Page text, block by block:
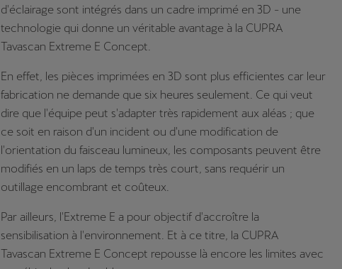
d'éclairage sont intégrés dans un cadre imprimé en 3D - une
technologie qui donne un véritable avantage à la CUPRA
Tavascan Extreme E Concept.
En effet, les pièces imprimées en 3D sont plus efficientes car leur
fabrication ne demande que six heures seulement. Ce qui veut
dire que l'équipe peut s'adapter très rapidement aux aléas ; que
ce soit en raison d'un incident ou d'une modification de
l'orientation du faisceau lumineux, les composants peuvent être
modifiés en un laps de temps très court, sans requérir un
outillage encombrant et coûteux.
Par ailleurs, l'Extreme E a pour objectif d'accroître la
sensibilisation à l'environnement. Et à ce titre, la CUPRA
Tavascan Extreme E Concept repousse là encore les limites avec